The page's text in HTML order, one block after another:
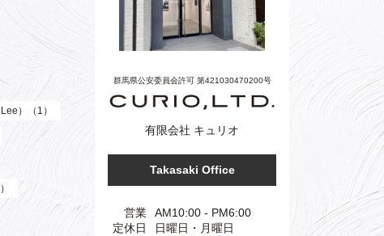
）（1）
群馬県公安委員会許可 第421030470200号
有限会社 キュリオ
Takasaki Office
営業
AM10:00 - PM6:00
定休日
日曜日・月曜日